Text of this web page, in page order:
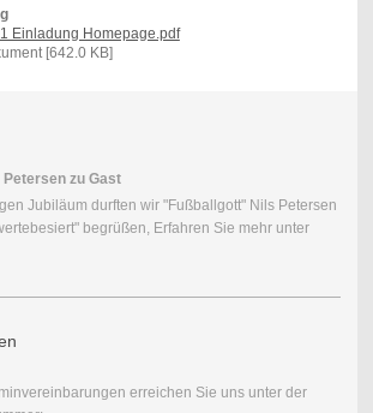
Einladung Homepage.pdf
[642.0 KB]
zu Gast
Jubiläum durften wir "Fußballgott" Nils Petersen
begrüßen, Erfahren Sie mehr unter
erreichen Sie uns unter der